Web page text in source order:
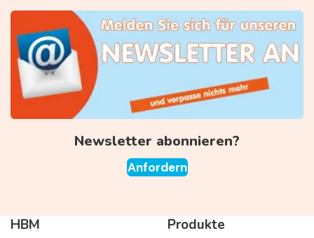
Newsletter abonnieren?
Anfordern
HBM Produkte